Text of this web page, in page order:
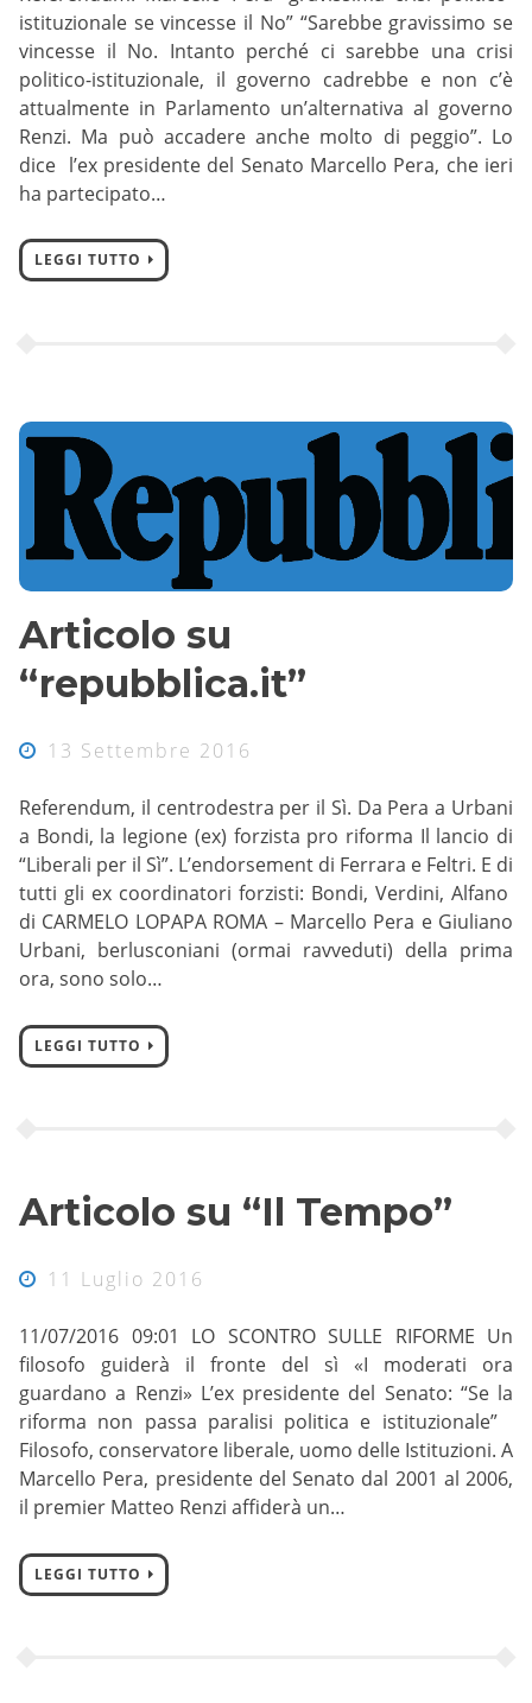
istituzionale se vincesse il No” “Sarebbe gravissimo se
vincesse il No. Intanto perché ci sarebbe una crisi
politico-istituzionale, il governo cadrebbe e non c’è
attualmente in Parlamento un’alternativa al governo
Renzi. Ma può accadere anche molto di peggio”. Lo
dice l’ex presidente del Senato Marcello Pera, che ieri
ha partecipato…
LEGGI TUTTO
Articolo su
“repubblica.it”
13 Settembre 2016
Referendum, il centrodestra per il Sì. Da Pera a Urbani
a Bondi, la legione (ex) forzista pro riforma Il lancio di
“Liberali per il Sì”. L’endorsement di Ferrara e Feltri. E di
tutti gli ex coordinatori forzisti: Bondi, Verdini, Alfano
di CARMELO LOPAPA ROMA – Marcello Pera e Giuliano
Urbani, berlusconiani (ormai ravveduti) della prima
ora, sono solo…
LEGGI TUTTO
Articolo su “Il Tempo”
11 Luglio 2016
11/07/2016 09:01 LO SCONTRO SULLE RIFORME Un
filosofo guiderà il fronte del sì «I moderati ora
guardano a Renzi» L’ex presidente del Senato: “Se la
riforma non passa paralisi politica e istituzionale”
Filosofo, conservatore liberale, uomo delle Istituzioni. A
Marcello Pera, presidente del Senato dal 2001 al 2006,
il premier Matteo Renzi affiderà un…
LEGGI TUTTO